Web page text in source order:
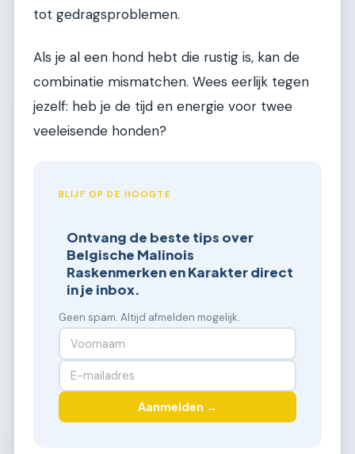
tot gedragsproblemen.
Als je al een hond hebt die rustig is, kan de
combinatie mismatchen. Wees eerlijk tegen
jezelf: heb je de tijd en energie voor twee
veeleisende honden?
BLIJF OP DE HOOGTE
Ontvang de beste tips over
Belgische Malinois
Raskenmerken en Karakter direct
in je inbox.
Geen spam. Altijd afmelden mogelijk.
Aanmelden →